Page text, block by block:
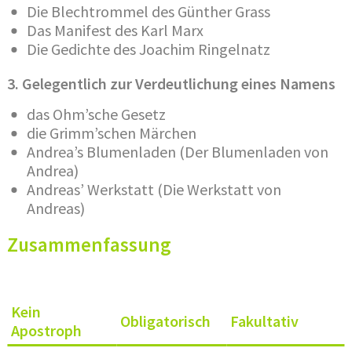
Die Blechtrommel des Günther Grass
Das Manifest des Karl Marx
Die Gedichte des Joachim Ringelnatz
3. Gelegentlich zur Verdeutlichung eines Namens
das Ohm’sche Gesetz
die Grimm’schen Märchen
Andrea’s Blumenladen (Der Blumenladen von
Andrea)
Andreas’ Werkstatt (Die Werkstatt von
Andreas)
Zusammenfassung
Kein
Apostroph
Obligatorisch Fakultativ